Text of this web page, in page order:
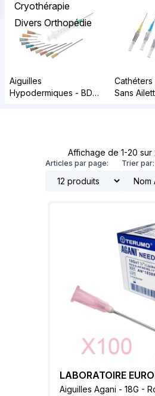
Cryothérapie
Divers Orthopédie
Aiguilles
Hypodermiques - BD
Sans
Affichage de 1-20 sur
Articles par page: Trier par:
LABORATOIRE
Aiguilles Agani - 18G -